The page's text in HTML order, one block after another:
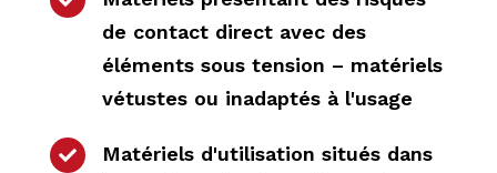
de contact direct avec des
éléments sous tension – matériels
vétustes ou inadaptés à l'usage

Matériels d'utilisation situés dans